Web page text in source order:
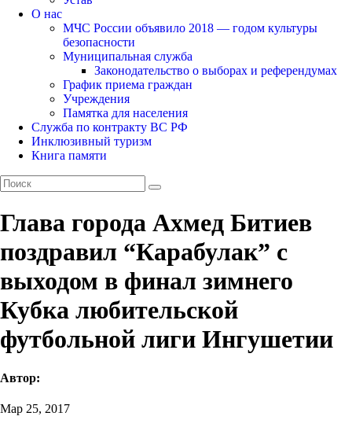
О нас
МЧС России объявило 2018 — годом культуры
безопасности
Муниципальная служба
Законодательство о выборах и референдумах
График приема граждан
Учреждения
Памятка для населения
Служба по контракту ВС РФ
Инклюзивный туризм
Книга памяти
Глава города Ахмед Битиев
поздравил “Карабулак” с
выходом в финал зимнего
Кубка любительской
футбольной лиги Ингушетии
Автор:
Мар 25, 2017